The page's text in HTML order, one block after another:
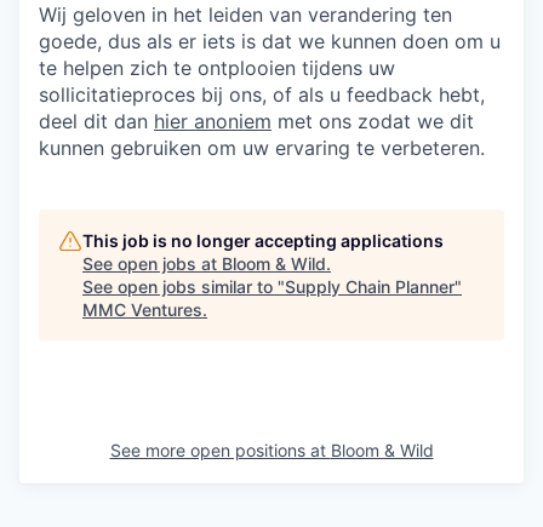
Wij geloven in het leiden van verandering ten
goede, dus als er iets is dat we kunnen doen om u
te helpen zich te ontplooien tijdens uw
sollicitatieproces bij ons, of als u feedback hebt,
deel dit dan hier anoniem met ons zodat we dit
kunnen gebruiken om uw ervaring te verbeteren.
This job is no longer accepting applications
See open jobs at Bloom & Wild.
See open jobs similar to "Supply Chain Planner"
MMC Ventures.
See more open positions at Bloom & Wild